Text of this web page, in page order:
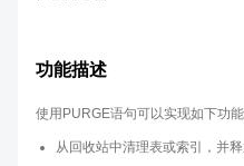
功能描述
使用PURGE语句可以实现如下功能
从回收站中清理表或索引，并